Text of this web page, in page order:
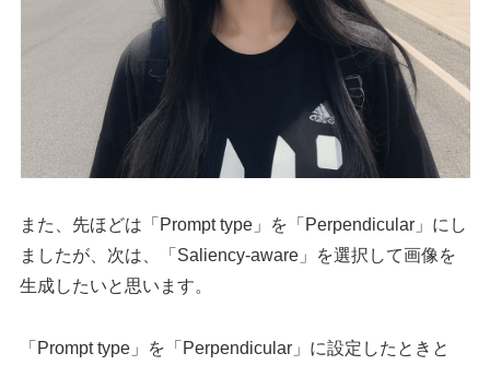
また、先ほどは「Prompt type」を「Perpendicular」にし
ましたが、次は、「Saliency-aware」を選択して画像を
生成したいと思います。
「Prompt type」を「Perpendicular」に設定したときと